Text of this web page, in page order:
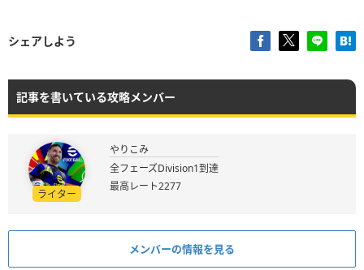
シェアしよう
記事を書いている攻略メンバー
ライター
やりこみ
全フェーズDivision1到達
最高レート2277
メンバーの情報を見る